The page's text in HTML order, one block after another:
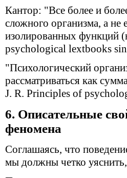
Кантор: "Все более и
сложного организма, а не
изолированных функций
psychological lextbooks
"Психологический
рассматриваться как
J. R. Principles of
6. Описательные
феномена
Соглашаясь, что
мы должны четко